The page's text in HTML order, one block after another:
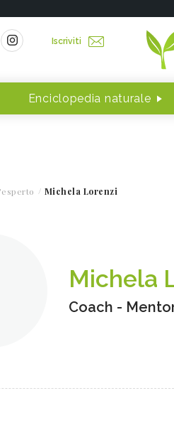
Iscriviti
Enciclopedia naturale
Michela Lorenzi
Michela
Coach -